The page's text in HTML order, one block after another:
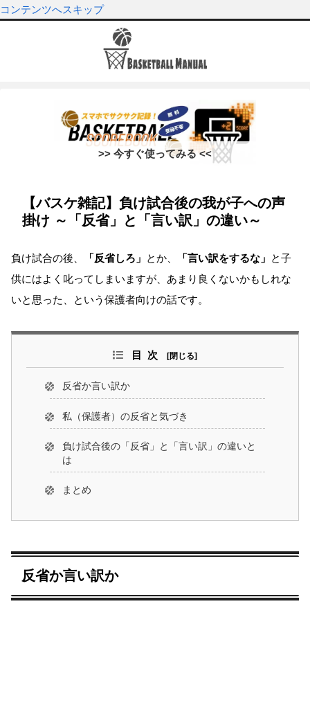
コンテンツへスキップ
>> 今すぐ使ってみる <<
【バスケ雑記】負け試合後の我が子への声
掛け ～「反省」と「言い訳」の違い～
負け試合の後、 「反省しろ」 とか、 「言い訳をするな」 と子
供にはよく叱ってしまいますが、あまり良くないかもしれな
いと思った、という保護者向けの話です。
目次
反省か言い訳か
私（保護者）の反省と気づき
負け試合後の「反省」と「言い訳」の違いと
は
まとめ
反省か言い訳か